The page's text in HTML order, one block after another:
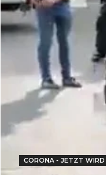
CORONA - JETZT WIRD